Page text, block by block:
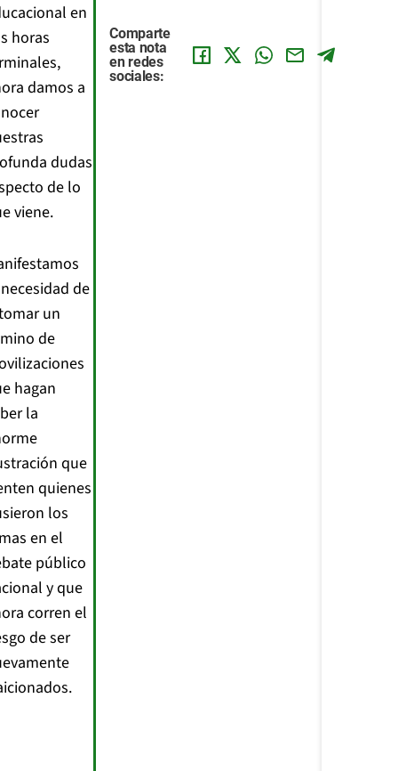
en
horas
damos a
dudas
de lo
viene.
de
un
de
hagan
la
que
quienes
los
en el
público
y que
corren el
de ser
Comparte
esta nota
en redes
sociales: